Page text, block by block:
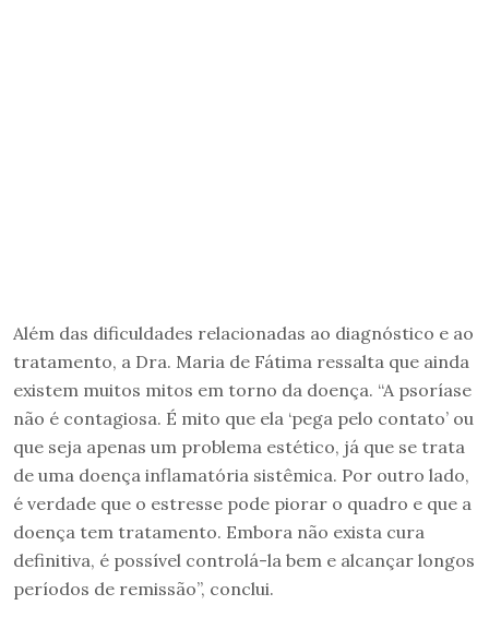
Além das dificuldades relacionadas ao diagnóstico e ao
tratamento, a Dra. Maria de Fátima ressalta que ainda
existem muitos mitos em torno da doença. “A psoríase
não é contagiosa. É mito que ela ‘pega pelo contato’ ou
que seja apenas um problema estético, já que se trata
de uma doença inflamatória sistêmica. Por outro lado,
é verdade que o estresse pode piorar o quadro e que a
doença tem tratamento. Embora não exista cura
definitiva, é possível controlá-la bem e alcançar longos
períodos de remissão”, conclui.